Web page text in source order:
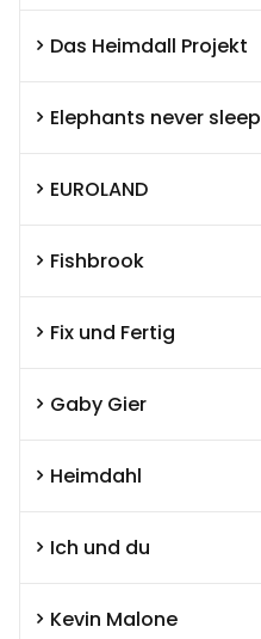
Das Heimdall Projekt
Elephants never sleep
EUROLAND
Fishbrook
Fix und Fertig
Gaby Gier
Heimdahl
Ich und du
Kevin Malone